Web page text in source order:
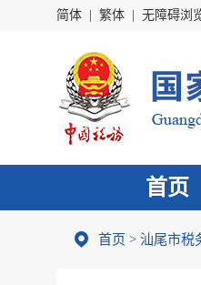
简体 繁体 无障碍浏
首页
首页 > 汕尾市税